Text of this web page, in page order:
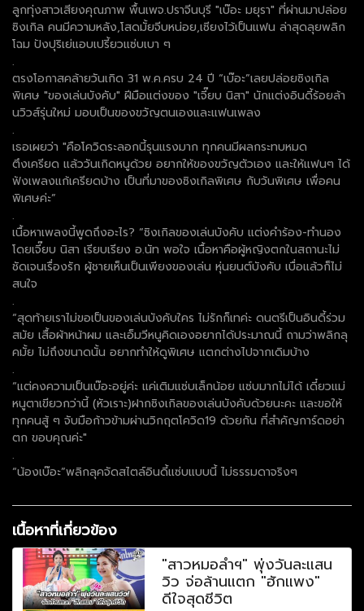
ลูกทุ่งสาวเสียงคุณภาพ พื้นเพจ.ปราจีนบุรี "เบ๊อะ มยุรา" ที่ผ่านมาปล่อย
ซิงเกิล คนมีความหลัง,โสดมั้ยจีบหน่อย,เซียงไว้เป็นแฟน ล่าสุดลุยพลิก
โฉม ปังปุริเย่แอบเปรี้ยวแซ่บเบา ๆ
.
ตรงโอกาสคล้ายวันเกิด 31 พ.ค.ครบ 24 ปี “เบ๊อะ”เลยปล่อยซิงเกิล
พิเศษ "ของเล่นบังคับ" ฝีมือแต่งของ "เจี๊ยบ นิสา" นักแต่งอินดี้ร้อยล้า
นวิวส์รุ่นใหม่ มอบเป็นของขวัญตนเองและแฟนเพลง
.
เธอเผยว่า "คือโควิดระลอกนี้รุนแรงมาก ทุกคนมีผลกระทบหมด
ตึงเครียด แล้ววันเกิดหนูด้วย อยากให้ของขวัญตัวเอง และให้แฟนๆ ได้
ฟังเพลงแก้เครียดบ้าง เป็นที่มาของซิงเกิลพิเศษ กับวันพิเศษ เพื่อคน
พิเศษค่ะ”
.
เนื้อหาเพลงนี้พูดถึงอะไร? “ซิงเกิลของเล่นบังคับ แต่งคำร้อง-ทำนอง
โดยเจี๊ยบ นิสา เรียบเรียง อ.นัท พอใจ เนื้อหาคือผู้หญิงตกในสถานะไม่
ชัดเจนเรื่องรัก ผู้ชายเห็นเป็นเพียงของเล่น หุ่นยนต์บังคับ เบื่อแล้วก็ไม่
สนใจ
.
“สุดท้ายเราไม่ขอเป็นของเล่นบังคับใคร ไม่รักก็เทค่ะ ดนตรีเป็นอินดี้ร่วม
สมัย เสื้อผ้าหน้าผม และเอ็มวีหนูคิดเองอยากได้ประมาณนี้ ถามว่าพลิกลุ
คมั้ย ไม่ถึงขนาดนั้น อยากทำให้ดูพิเศษ แตกต่างไปจากเดิมบ้าง
.
“แต่คงความเป็นเบ๊อะอยู่ค่ะ แค่เติมแซ่บเล็กน้อย แซ่บมากไม่ได้ เดี๋ยวแม่
หนูตาเขียวกว่านี้ (หัวเราะ)ฝากซิงเกิลของเล่นบังคับด้วยนะคะ และขอให้
ทุกคนสู้ ๆ จับมือก้าวข้ามผ่านวิกฤตโควิด19 ด้วยกัน ที่สำคัญการ์ดอย่า
ตก ขอบคุณค่ะ"
.
“น้องเบ๊อะ”พลิกลุคจัดสไตล์อินดี้แซ่บแบบนี้ ไม่ธรรมดาจริงๆ
เนื้อหาที่เกี่ยวข้อง
"สาวหมอลำฯ" พุ่งวันละแสน
วิว จ่อล้านแตก "ฮักแพง"
ดีใจสุดชีวิต